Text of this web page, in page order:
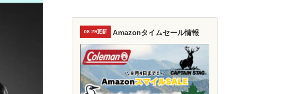
08.29更新 Amazonタイムセール情報